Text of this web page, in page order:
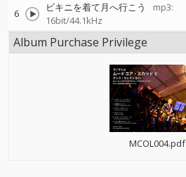
6 ビキニを着て月へ行こう
mp3:
16bit/44.1kHz
Album Purchase Privilege
MCOL004.pdf